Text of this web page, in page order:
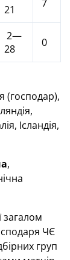
21
7
2—
28
0
(господар),
Ісландія,
,
загалом
ЧЄ
груп